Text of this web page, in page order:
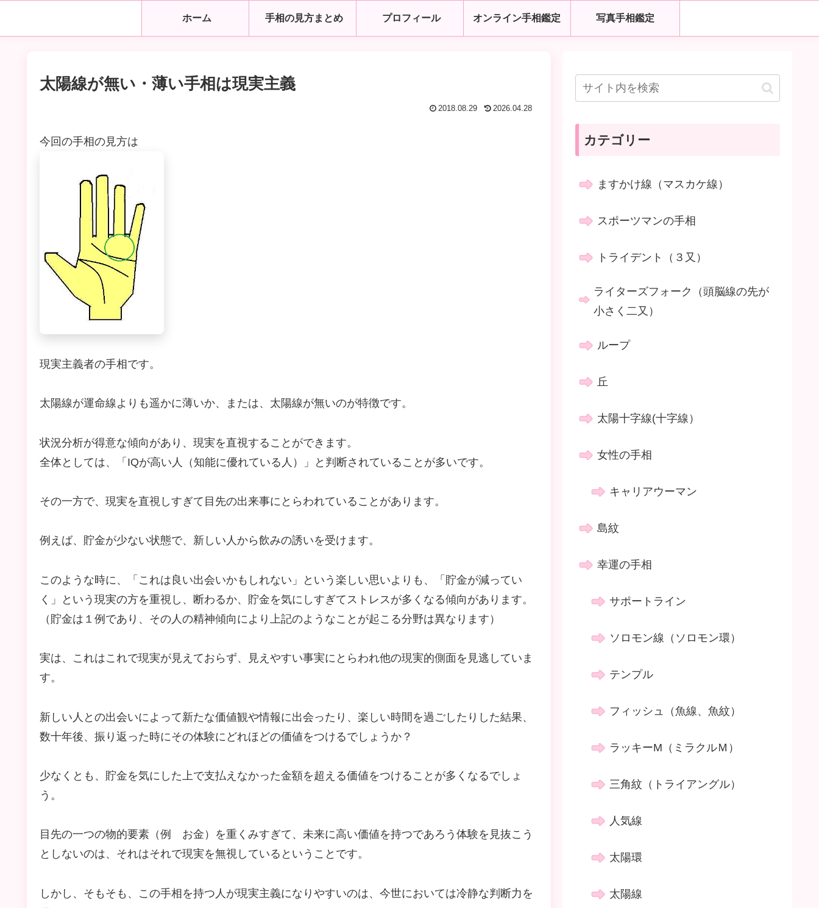
ホーム 手相の見方まとめ プロフィール オンライン手相鑑定 写真手相鑑定
太陽線が無い・薄い手相は現実主義
2018.08.29 2026.04.28
今回の手相の見方は
現実主義者の手相です。
太陽線が運命線よりも遥かに薄いか、または、太陽線が無いのが特徴です。
状況分析が得意な傾向があり、現実を直視することができます。
全体としては、「IQが高い人（知能に優れている人）」と判断されていることが多いです。
その一方で、現実を直視しすぎて目先の出来事にとらわれていることがあります。
例えば、貯金が少ない状態で、新しい人から飲みの誘いを受けます。
このような時に、「これは良い出会いかもしれない」という楽しい思いよりも、「貯金が減ってい
く」という現実の方を重視し、断わるか、貯金を気にしすぎてストレスが多くなる傾向があります。
（貯金は１例であり、その人の精神傾向により上記のようなことが起こる分野は異なります）
実は、これはこれで現実が見えておらず、見えやすい事実にとらわれ他の現実的側面を見逃していま
す。
新しい人との出会いによって新たな価値観や情報に出会ったり、楽しい時間を過ごしたりした結果、
数十年後、振り返った時にその体験にどれほどの価値をつけるでしょうか？
少なくとも、貯金を気にした上で支払えなかった金額を超える価値をつけることが多くなるでしょ
う。
目先の一つの物的要素（例 お金）を重くみすぎて、未来に高い価値を持つであろう体験を見抜こう
としないのは、それはそれで現実を無視しているということです。
しかし、そもそも、この手相を持つ人が現実主義になりやすいのは、今世においては冷静な判断力を
カテゴリー
ますかけ線（マスカケ線）
スポーツマンの手相
トライデント（３又）
ライターズフォーク（頭脳線の先が
小さく二又）
ループ
丘
太陽十字線(十字線）
女性の手相
キャリアウーマン
島紋
幸運の手相
サポートライン
ソロモン線（ソロモン環）
テンプル
フィッシュ（魚線、魚紋）
ラッキーM（ミラクルＭ）
三角紋（トライアングル）
人気線
太陽環
太陽線